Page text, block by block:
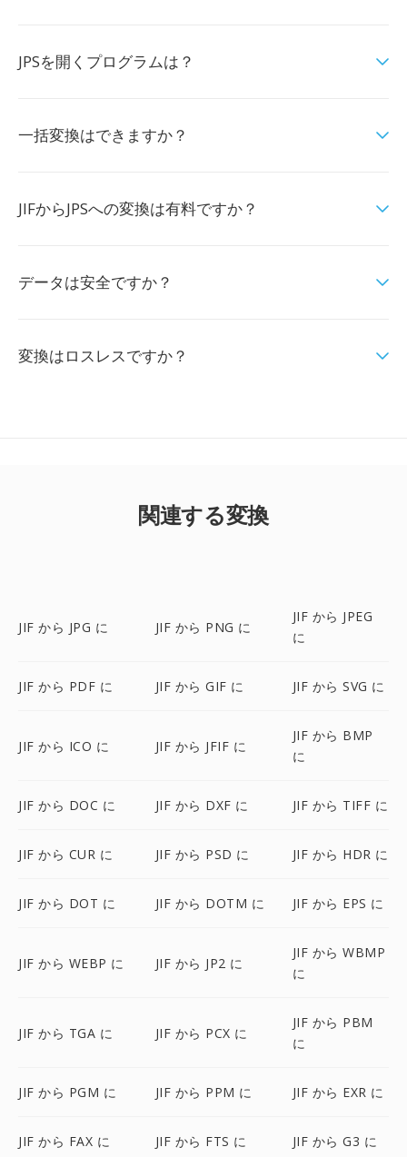
JPSを開くプログラムは？
一括変換はできますか？
JIFからJPSへの変換は有料ですか？
データは安全ですか？
変換はロスレスですか？
関連する変換
JIF から JPG に JIF から PNG に
JIF から JPEG
に
JIF から PDF に JIF から GIF に JIF から SVG に
JIF から ICO に JIF から JFIF に
JIF から BMP
に
JIF から DOC に JIF から DXF に JIF から TIFF に
JIF から CUR に JIF から PSD に JIF から HDR に
JIF から DOT に JIF から DOTM に JIF から EPS に
JIF から WEBP に JIF から JP2 に
JIF から WBMP
に
JIF から TGA に JIF から PCX に
JIF から PBM
に
JIF から PGM に JIF から PPM に JIF から EXR に
JIF から FAX に JIF から FTS に JIF から G3 に